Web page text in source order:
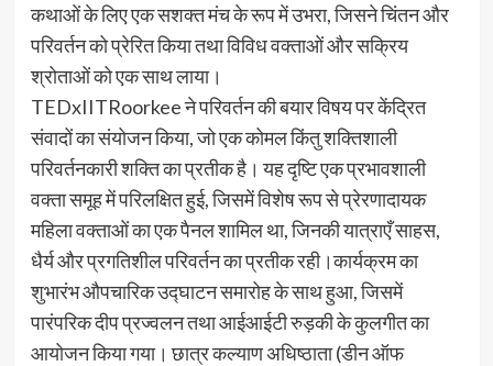
कथाओं के लिए एक सशक्त मंच के रूप में उभरा, जिसने चिंतन और
परिवर्तन को प्रेरित किया तथा विविध वक्ताओं और सक्रिय
श्रोताओं को एक साथ लाया।
TEDxIITRoorkee ने परिवर्तन की बयार विषय पर केंद्रित
संवादों का संयोजन किया, जो एक कोमल किंतु शक्तिशाली
परिवर्तनकारी शक्ति का प्रतीक है। यह दृष्टि एक प्रभावशाली
वक्ता समूह में परिलक्षित हुई, जिसमें विशेष रूप से प्रेरणादायक
महिला वक्ताओं का एक पैनल शामिल था, जिनकी यात्राएँ साहस,
धैर्य और प्रगतिशील परिवर्तन का प्रतीक रही।कार्यक्रम का
शुभारंभ औपचारिक उद्घाटन समारोह के साथ हुआ, जिसमें
पारंपरिक दीप प्रज्वलन तथा आईआईटी रुड़की के कुलगीत का
आयोजन किया गया। छात्र कल्याण अधिष्ठाता (डीन ऑफ